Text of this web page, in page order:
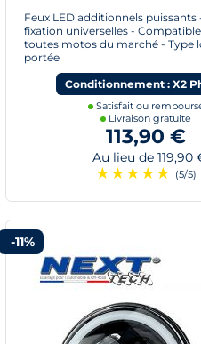
Feux LED additionnels puissants
fixation universelles -
toutes motos du marché - Type
portée
Conditionnement : X2
Satisfait ou
Livraison gratuite
113,90 €
Au lieu de 119,90
★ ★ ★ ★ ★ (5/5)
-11%